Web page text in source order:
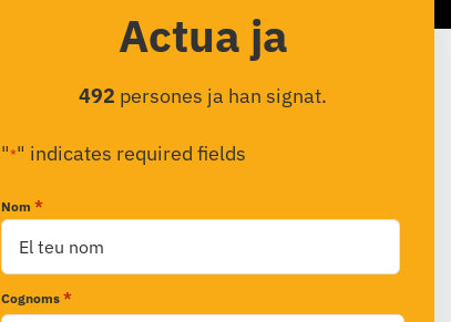
Actua ja
492 persones ja han signat.
"*" indicates required fields
Nom *
Nom
Cognoms *